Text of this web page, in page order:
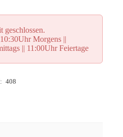
geschlossen.
Morgens ||
|| 11:00Uhr Feiertage
408